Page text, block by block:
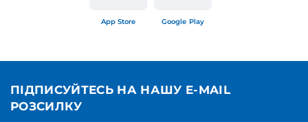
App Store Google Play
ПІДПИСУЙТЕСЬ НА НАШУ E-MAIL
РОЗСИЛКУ